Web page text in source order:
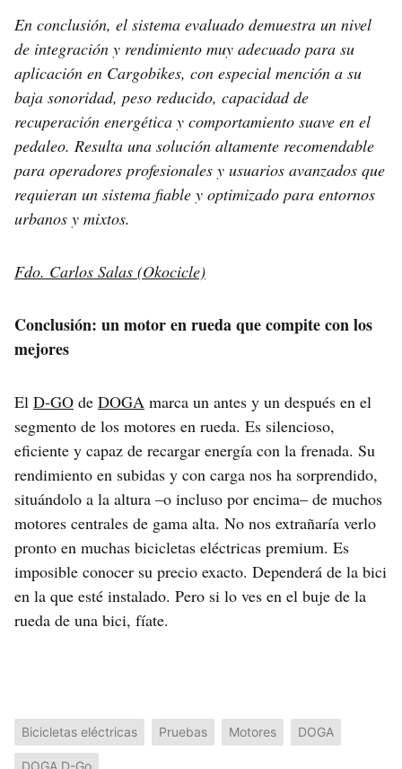
En conclusión, el sistema evaluado demuestra un nivel
de integración y rendimiento muy adecuado para su
aplicación en Cargobikes, con especial mención a su
baja sonoridad, peso reducido, capacidad de
recuperación energética y comportamiento suave en el
pedaleo. Resulta una solución altamente recomendable
para operadores profesionales y usuarios avanzados que
requieran un sistema fiable y optimizado para entornos
urbanos y mixtos.
Fdo. Carlos Salas (Okocicle)
Conclusión: un motor en rueda que compite con los
mejores
El D-GO de DOGA marca un antes y un después en el
segmento de los motores en rueda. Es silencioso,
eficiente y capaz de recargar energía con la frenada. Su
rendimiento en subidas y con carga nos ha sorprendido,
situándolo a la altura –o incluso por encima– de muchos
motores centrales de gama alta. No nos extrañaría verlo
pronto en muchas bicicletas eléctricas premium. Es
imposible conocer su precio exacto. Dependerá de la bici
en la que esté instalado. Pero si lo ves en el buje de la
rueda de una bici, fíate.
Bicicletas eléctricas Pruebas Motores DOGA
DOGA D-Go